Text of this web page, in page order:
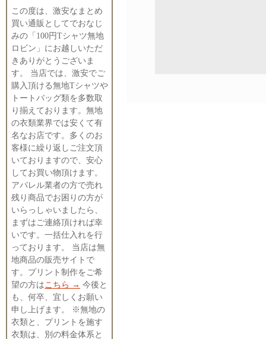
この度は、激安なまとめ
買い通販としてでおなじ
みの「100円Tシャツ無地
ロビン」にお越しいただ
きありがとうございま
す。 当店では、激安でご
購入頂ける無地Tシャツや
トートバッグ類を多数取
り揃えております。無地
の衣類業界では安くて有
名なお店です。多くのお
客様に繰り返しご注文頂
いておりますので、安心
してお買い物頂けます。
アパレル業者の方で売れ
残り商品でお困りの方が
いらっしゃいましたら、
まずはご連絡頂ければ幸
いです。一括仕入れを行
っております。 当店は無
地商品の販売サイトで
す。プリント制作をご希
望の方はこちら → 今後と
も、何卒、宜しくお願い
申し上げます。 ※無地の
衣類と、プリントを施す
衣類は、別の料金体系と